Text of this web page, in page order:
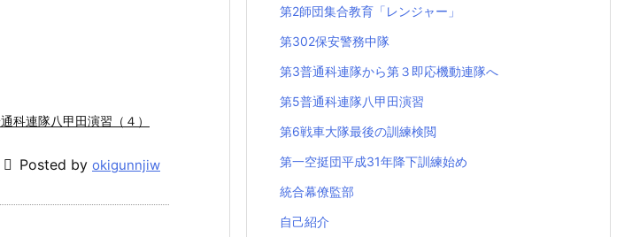
科連隊八甲田演習（４）
 Posted by okigunnjiw
第2師団集合教育「レンジャー」
第302保安警務中隊
第3普通科連隊から第３即応機動連隊へ
第5普通科連隊八甲田演習
第6戦車大隊最後の訓練検閲
第一空挺団平成31年降下訓練始め
統合幕僚監部
自己紹介